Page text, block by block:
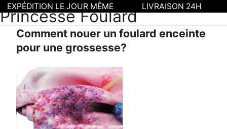
Princesse Foulard
Comment nouer un foulard enceinte
pour une grossesse?
EXPÉDITION LE JOUR MÊME LIVRAISON 24H